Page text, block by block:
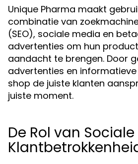
Unique Pharma maakt
combinatie van
(SEO), sociale media en
advertenties om hun
aandacht te brengen. Door
advertenties en
shop de juiste klanten
juiste moment.
De Rol van